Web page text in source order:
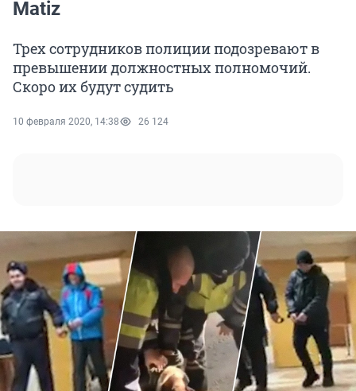
Matiz
Трех сотрудников полиции подозревают в
превышении должностных полномочий.
Скоро их будут судить
10 февраля 2020, 14:38 26 124